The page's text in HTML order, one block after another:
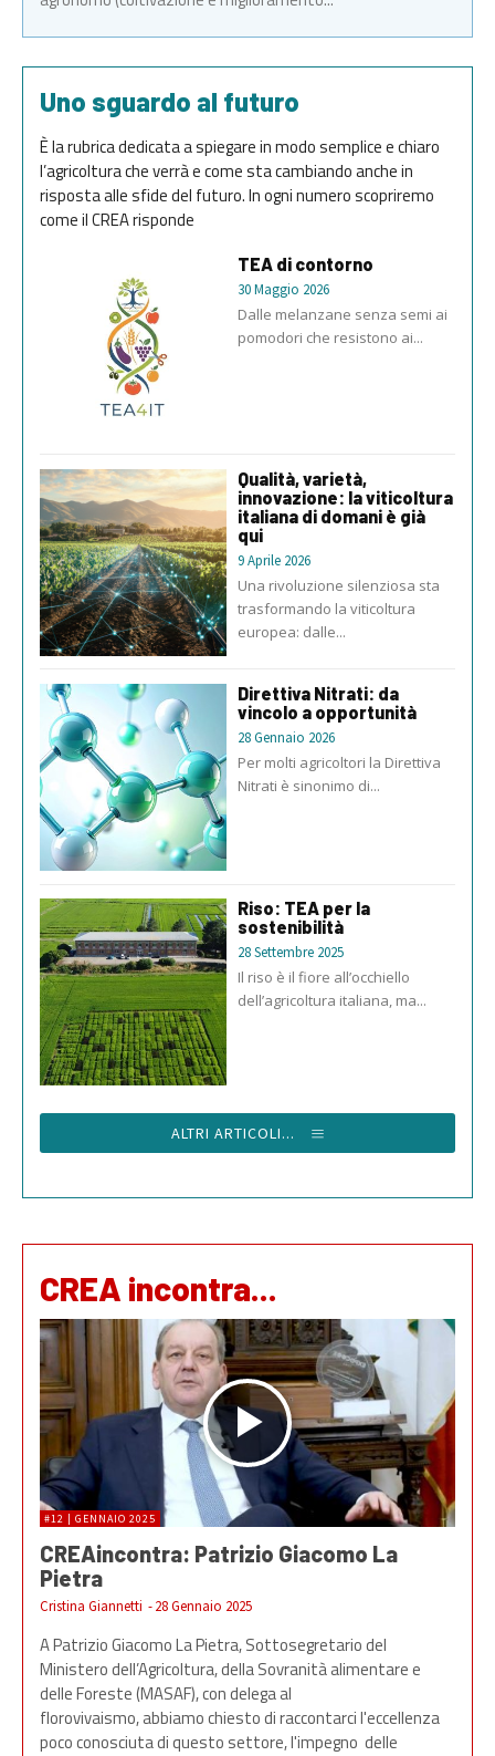
Uno sguardo al futuro
È la rubrica dedicata a spiegare in modo semplice e chiaro
l’agricoltura che verrà e come sta cambiando anche in
risposta alle sfide del futuro. In ogni numero scopriremo
come il CREA risponde
TEA di contorno
30 Maggio 2026
Dalle melanzane senza semi ai
pomodori che resistono ai...
Qualità, varietà,
innovazione: la viticoltura
italiana di domani è già
qui
9 Aprile 2026
Una rivoluzione silenziosa sta
trasformando la viticoltura
europea: dalle...
Direttiva Nitrati: da
vincolo a opportunità
28 Gennaio 2026
Per molti agricoltori la Direttiva
Nitrati è sinonimo di...
Riso: TEA per la
sostenibilità
28 Settembre 2025
Il riso è il fiore all’occhiello
dell’agricoltura italiana, ma...
ALTRI ARTICOLI...
CREA incontra...
#12 | GENNAIO 2025
CREAincontra: Patrizio Giacomo La
Pietra
Cristina Giannetti -28 Gennaio 2025
A Patrizio Giacomo La Pietra, Sottosegretario del
Ministero dell’Agricoltura, della Sovranità alimentare e
delle Foreste (MASAF), con delega al
florovivaismo, abbiamo chiesto di raccontarci l'eccellenza
poco conosciuta di questo settore, l'impegno delle